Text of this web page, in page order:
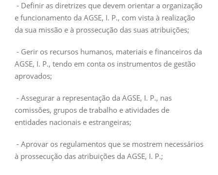
- Definir as diretrizes que devem orientar a organização
e funcionamento da AGSE, I. P., com vista à realização
da sua missão e à prossecução das suas atribuições;
- Gerir os recursos humanos, materiais e financeiros da
AGSE, I. P., tendo em conta os instrumentos de gestão
aprovados;
- Assegurar a representação da AGSE, I. P., nas
comissões, grupos de trabalho e atividades de
entidades nacionais e estrangeiras;
- Aprovar os regulamentos que se mostrem necessários
à prossecução das atribuições da AGSE, I. P.;